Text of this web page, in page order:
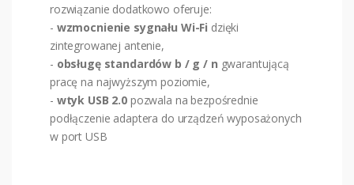
rozwiązanie dodatkowo oferuje:
- wzmocnienie sygnału Wi-Fi dzięki
zintegrowanej antenie,
- obsługę standardów b / g / n gwarantującą
pracę na najwyższym poziomie,
- wtyk USB 2.0 pozwala na bezpośrednie
podłączenie adaptera do urządzeń wyposażonych
w port USB